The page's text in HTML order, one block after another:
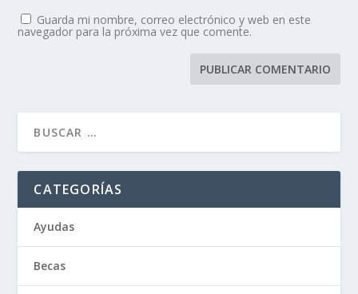
Guarda mi nombre, correo electrónico y web en este
navegador para la próxima vez que comente.
CATEGORÍAS
Ayudas
Becas